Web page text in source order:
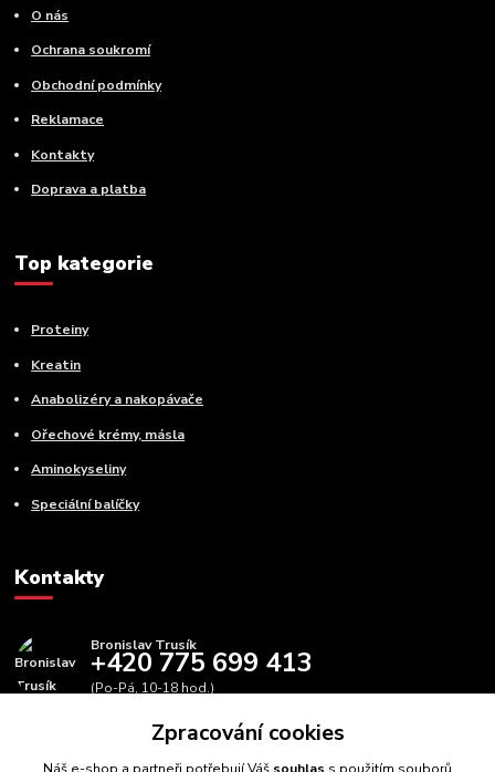
O nás
Ochrana soukromí
Obchodní podmínky
Reklamace
Kontakty
Doprava a platba
Top kategorie
Proteiny
Kreatin
Anabolizéry a nakopávače
Ořechové krémy, másla
Aminokyseliny
Speciální balíčky
Kontakty
Bronislav Trusík
+420 775 699 413
(Po-Pá, 10-18 hod.)
info@bbfitness.czZpracování cookies
Náš e-shop a partneři potřebují Váš souhlas s použitím souborů